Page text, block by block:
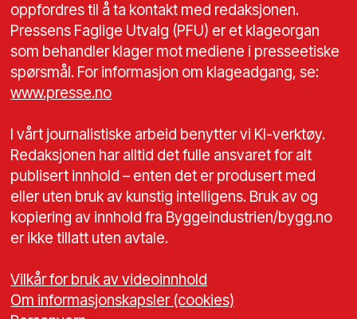
oppfordres til å ta kontakt med redaksjonen.
Pressens Faglige Utvalg (PFU) er et klageorgan
som behandler klager mot mediene i presseetiske
spørsmål. For informasjon om klageadgang, se:
www.presse.no
I vårt journalistiske arbeid benytter vi KI-verktøy.
Redaksjonen har alltid det fulle ansvaret for alt
publisert innhold – enten det er produsert med
eller uten bruk av kunstig intelligens. Bruk av og
kopiering av innhold fra Byggeindustrien/bygg.no
er ikke tillatt uten avtale.
Vilkår for bruk av videoinnhold
Om informasjonskapsler (cookies)